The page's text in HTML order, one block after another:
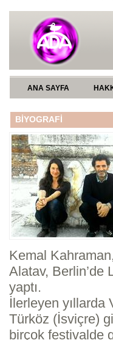
ANA SAYFA
BİYOGRAFİ
Kemal
Alatav, Berlin’de
yaptı.
İlerleyen
Türköz (İsviçre)
birçok festivalde